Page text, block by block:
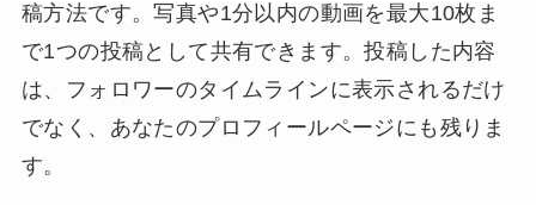
稿方法です。写真や1分以内の動画を最大10枚ま
で1つの投稿として共有できます。投稿した内容
は、フォロワーのタイムラインに表示されるだけ
でなく、あなたのプロフィールページにも残りま
す。